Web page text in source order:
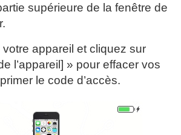
supérieure de la fenêtre de
appareil et cliquez sur
l’appareil] » pour effacer vos
le code d’accès.